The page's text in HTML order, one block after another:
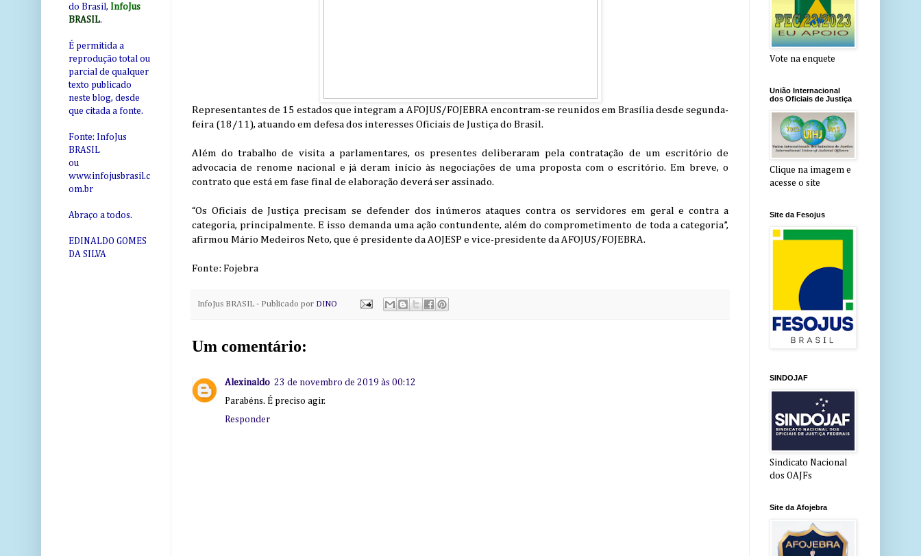
Representantes de 15 estados que integram a AFOJUS/FOJEBRA encontram-se reunidos em Brasília desde segunda-
feira (18/11), atuando em defesa dos interesses Oficiais de Justiça do Brasil.
Além do trabalho de visita a parlamentares, os presentes deliberaram pela contratação de um escritório de
advocacia de renome nacional e já deram início às negociações de uma proposta com o escritório. Em breve, o
contrato que está em fase final de elaboração deverá ser assinado.
“Os Oficiais de Justiça precisam se defender dos inúmeros ataques contra os servidores em geral e contra a
categoria, principalmente. E isso demanda uma ação contundente, além do comprometimento de toda a categoria”,
afirmou Mário Medeiros Neto, que é presidente da AOJESP e vice-presidente da AFOJUS/FOJEBRA.
Fonte: Fojebra
InfoJus BRASIL - Publicado por DINO
Um comentário:
Alexinaldo 23 de novembro de 2019 às 00:12
Parabéns. É preciso agir.
Responder
do Brasil, InfoJus
BRASIL.
É permitida a
reprodução total ou
parcial de qualquer
texto publicado
neste blog, desde
que citada a fonte.
Fonte: InfoJus
BRASIL
ou
www.infojusbrasil.c
om.br
Abraço a todos.
EDINALDO GOMES
DA SILVA
Vote na enquete
União Internacional
dos Oficiais de Justiça
Clique na imagem e
acesse o site
Site da Fesojus
SINDOJAF
Sindicato Nacional
dos OAJFs
Site da Afojebra